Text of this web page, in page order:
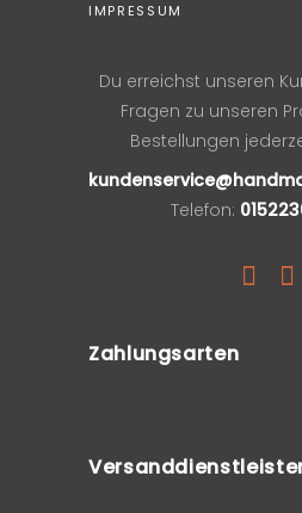
IMPRESSUM
Du erreichst unseren
Fragen zu unseren
Bestellungen
Telefon:
Zahlungsarten